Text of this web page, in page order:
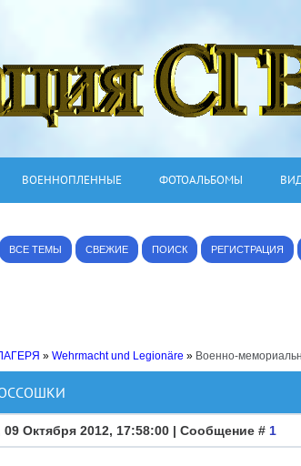
ВОЕННОПЛЕННЫЕ ФОТОАЛЬБОМЫ
ВСЕ ТЕМЫ СВЕЖИЕ ПОИСК РЕГИСТРАЦИЯ
» Wehrmacht und Legionäre » Военно-
09 Октября 2012, 17:58:00 | Сообщение # 1